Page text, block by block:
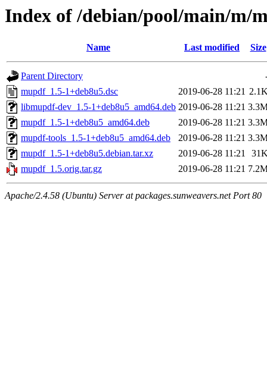
Index of /debian/pool/main/m/
Name Last modified Size
Parent Directory
mupdf_1.5-1+deb8u5.dsc
2019-06-28 11:21
libmupdf-dev_1.5-1+deb8u5_amd64.deb 2019-06-28 11:21
mupdf_1.5-1+deb8u5_amd64.deb
2019-06-28 11:21
mupdf-tools_1.5-1+deb8u5_amd64.deb
2019-06-28 11:21
mupdf_1.5-1+deb8u5.debian.tar.xz
2019-06-28 11:21
mupdf_1.5.orig.tar.gz
2019-06-28 11:21
Apache/2.4.58 (Ubuntu) Server at packages.sunweavers.net Port 80